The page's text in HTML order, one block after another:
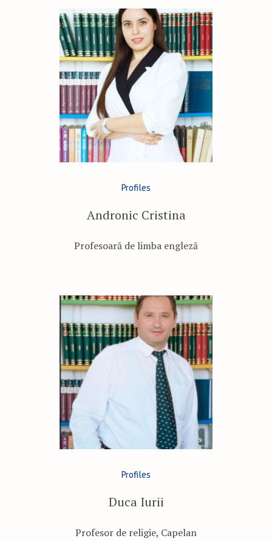
Profiles
Andronic Cristina
Profesoară de limba engleză
Profiles
Duca Iurii
Profesor de religie, Capelan